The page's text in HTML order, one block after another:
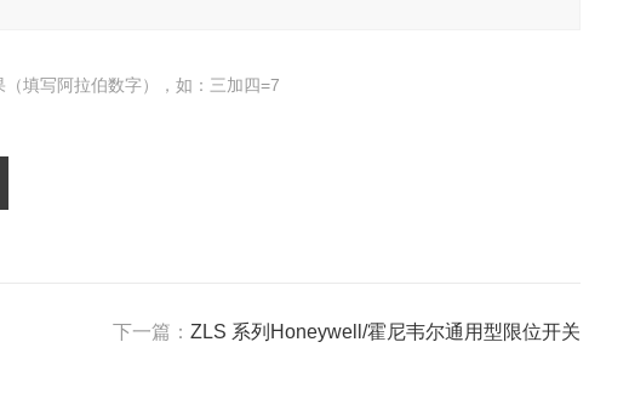
（填写阿拉伯数字），如：三加四=7
下一篇： ZLS 系列Honeywell/霍尼韦尔通用型限位开关